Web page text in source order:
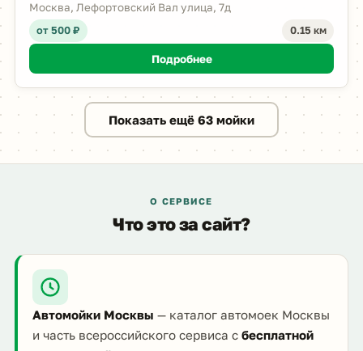
Москва, Лефортовский Вал улица, 7д
от 500 ₽
0.15 км
Подробнее
Показать ещё 63 мойки
О СЕРВИСЕ
Что это за сайт?
Автомойки Москвы — каталог автомоек Москвы
и часть всероссийского сервиса сбесплатной